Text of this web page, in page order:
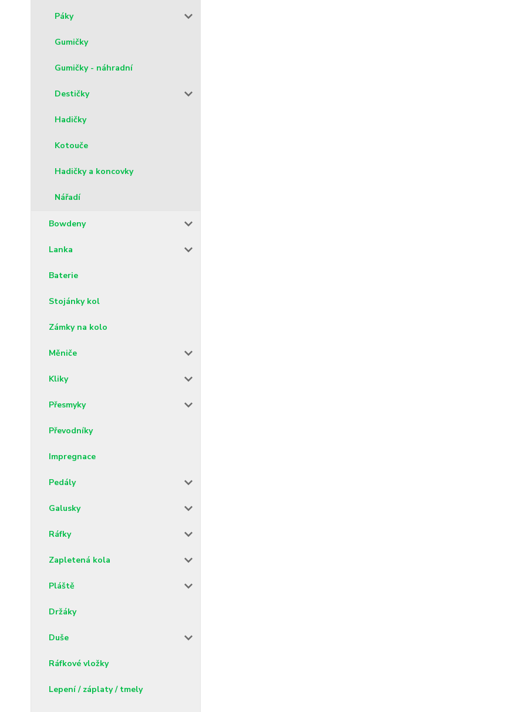
Páky
Gumičky
Gumičky - náhradní
Destičky
Hadičky
Kotouče
Hadičky a koncovky
Nářadí
Bowdeny
Lanka
Baterie
Stojánky kol
Zámky na kolo
Měniče
Kliky
Přesmyky
Převodníky
Impregnace
Pedály
Galusky
Ráfky
Zapletená kola
Pláště
Držáky
Duše
Ráfkové vložky
Lepení / záplaty / tmely